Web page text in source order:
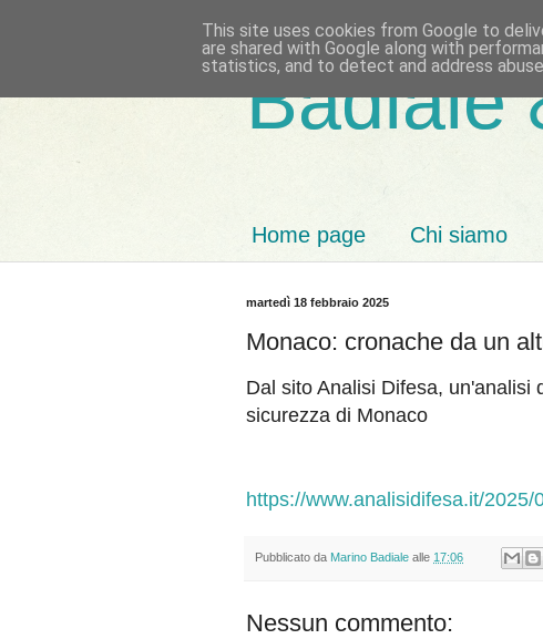
Badiale
Home page Chi siamo
martedì 18 febbraio 2025
Monaco: cronache da un
Dal sito Analisi Difesa, un'analisi
sicurezza di Monaco
https://www.analisidifesa.it/
Pubblicato da Marino Badiale alle 17:06
Nessun commento:
This site uses cookies from Google to
are shared with Google along with
statistics, and to detect and address